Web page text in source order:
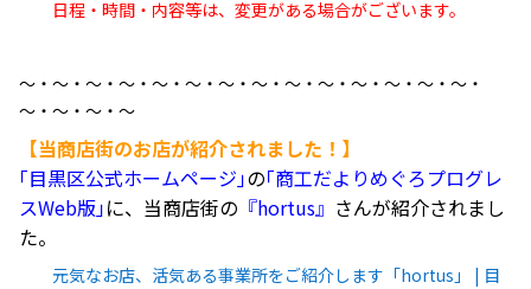
日程・時間・内容等は、変更がある場合がございます。
～・～・～・～・～・～・～・～・～・～・～・～・～・～・
～・～・～・～
【当商店街のお店が紹介されました！】
｢目黒区公式ホームページ｣の｢商工だよりめぐろプログレ
スWeb版｣に、当商店街の 『hortus』 さんが紹介されまし
た。
元気なお店、活気ある事業所をご紹介します「hortus」 | 目